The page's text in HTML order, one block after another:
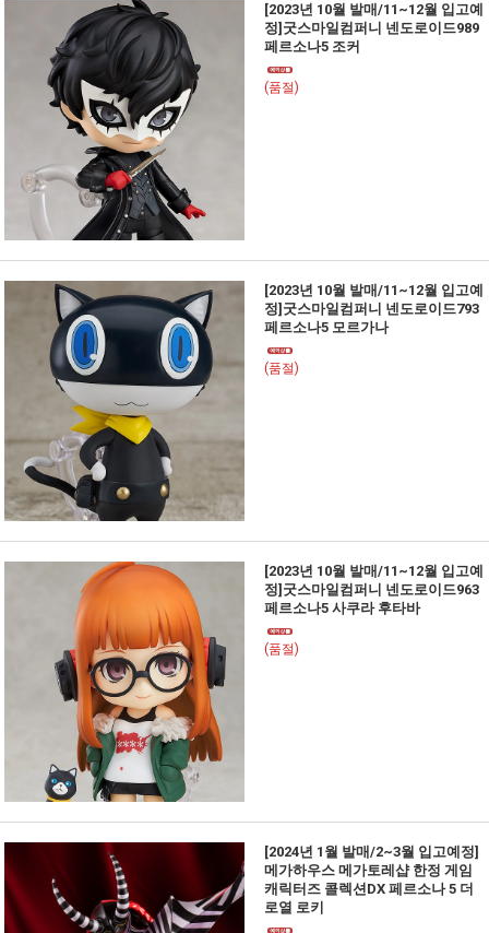
[2023년 10월 발매/11~12월 입고예
정]굿스마일컴퍼니 넨도로이드989
페르소나5 조커
(품절)
[2023년 10월 발매/11~12월 입고예
정]굿스마일컴퍼니 넨도로이드793
페르소나5 모르가나
(품절)
[2023년 10월 발매/11~12월 입고예
정]굿스마일컴퍼니 넨도로이드963
페르소나5 사쿠라 후타바
(품절)
[2024년 1월 발매/2~3월 입고예정]
메가하우스 메가토레샵 한정 게임
캐릭터즈 콜렉션DX 페르소나 5 더
로열 로키